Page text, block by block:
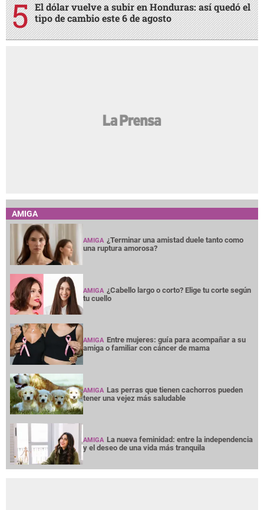
El dólar vuelve a subir en Honduras: así quedó el
tipo de cambio este 6 de agosto
AMIGA
AMIGA ¿Terminar una amistad duele tanto como
una ruptura amorosa?
AMIGA ¿Cabello largo o corto? Elige tu corte según
tu cuello
AMIGA Entre mujeres: guía para acompañar a su
amiga o familiar con cáncer de mama
AMIGA Las perras que tienen cachorros pueden
tener una vejez más saludable
AMIGA La nueva feminidad: entre la independencia
y el deseo de una vida más tranquila